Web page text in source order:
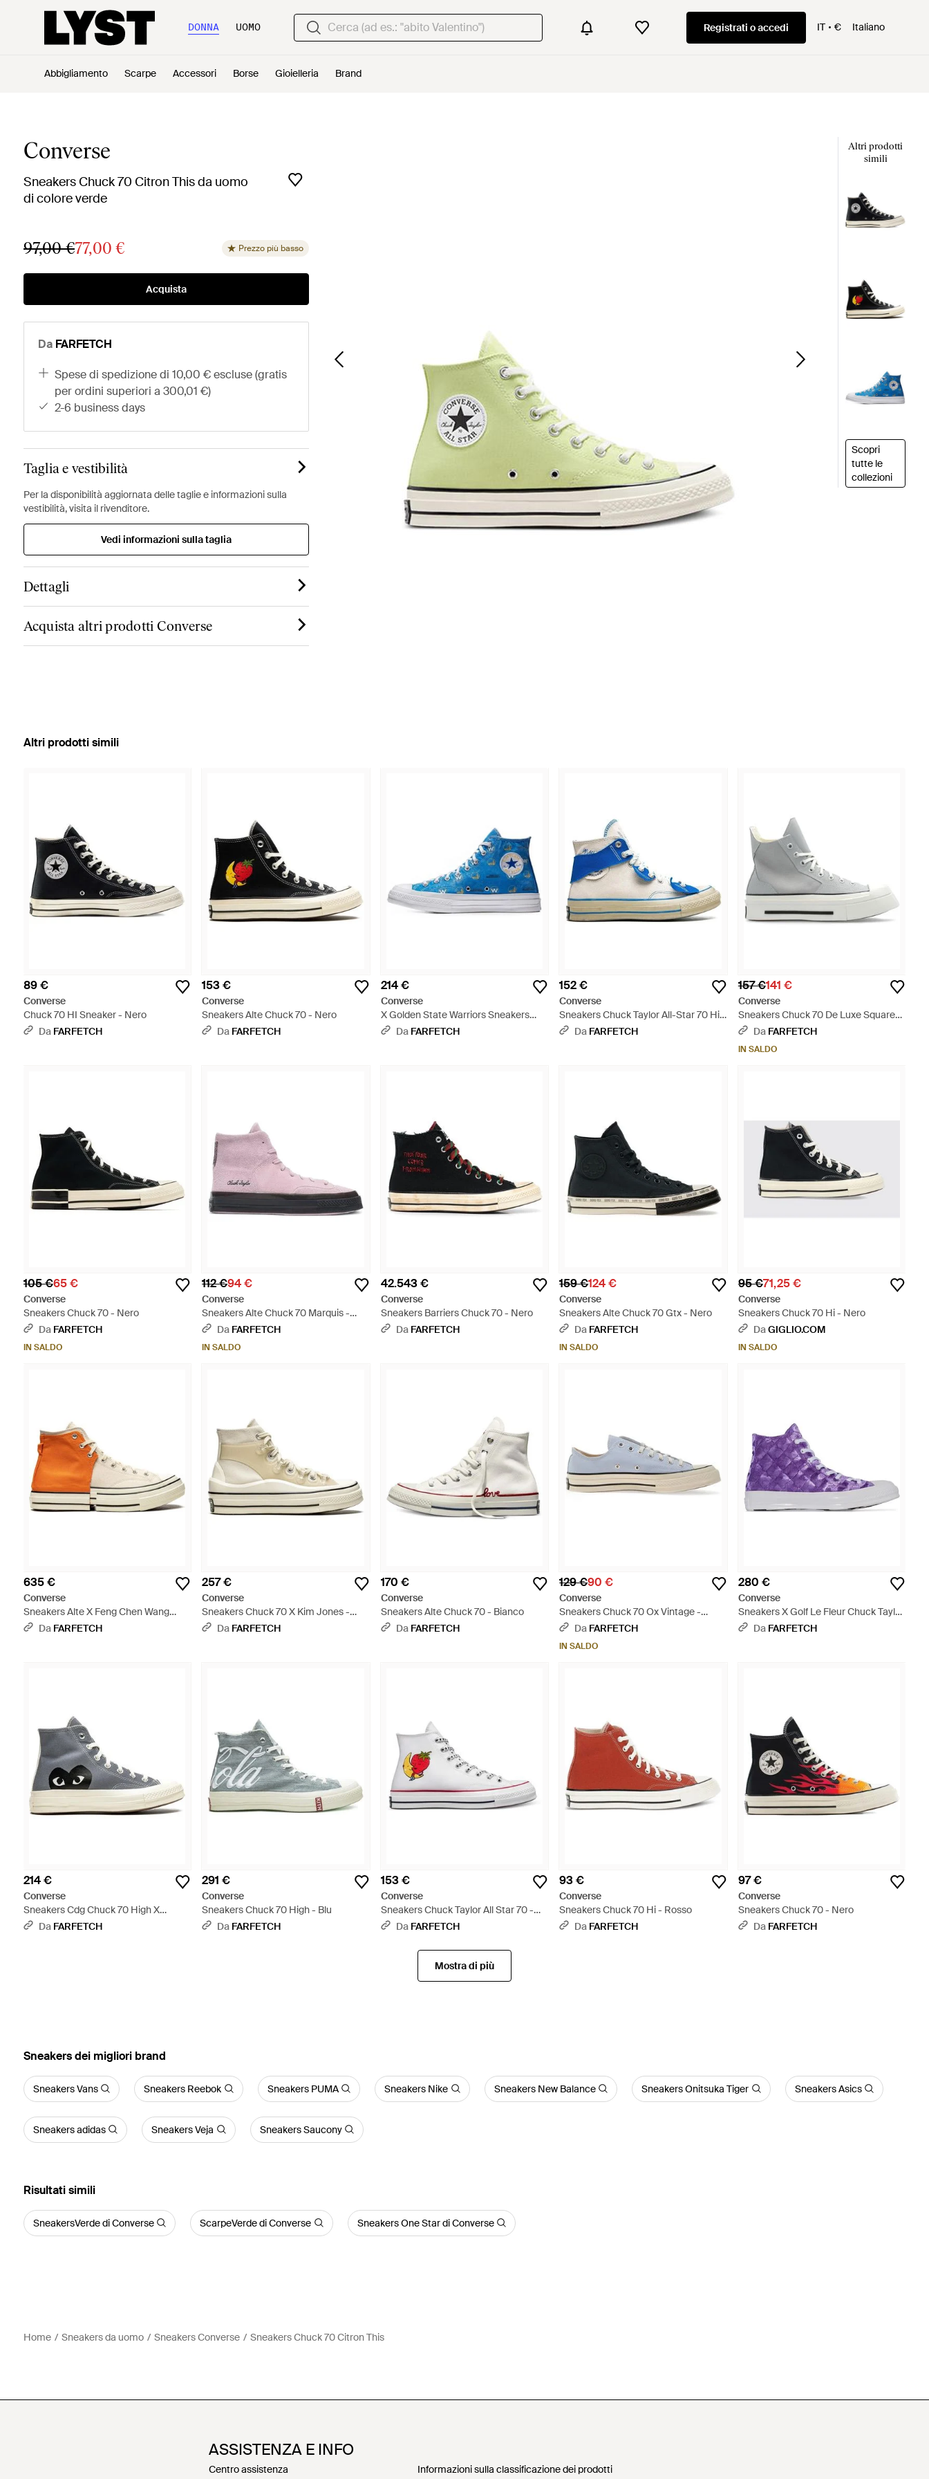
DONNA UOMO Registrati o accedi IT € Italiano
Abbigliamento Scarpe Accessori Borse Gioielleria Brand
Converse
Sneakers Chuck 70 Citron This da uomo
di colore verde
97,00 €77,00 € Prezzo più basso
Acquista
Da FARFETCH
spese di spedizione di 10,00 € escluse (gratis
per ordini superiori a 300,01 €)
2-6 business days
Taglia e vestibilità
Per la disponibilità aggiornata delle taglie e informazioni sulla
vestibilità, visita il rivenditore.
Vedi informazioni sulla taglia
Dettagli
Acquista altri prodotti Converse
Altri prodotti
simili
Scopri
tutte le
collezioni
Altri prodotti simili
89 €
Converse
Chuck 70 HI Sneaker - Nero
Da FARFETCH
153 €
Converse
Sneakers Alte Chuck 70 - Nero
Da FARFETCH
214 €
Converse
X Golden State Warriors Sneakers
Alte Chuck Taylor All Star 70 - Blu
Da FARFETCH
152 €
Converse
Sneakers Chuck Taylor All-Star 70 Hi
X Adererror - Blu
Da FARFETCH
157 €141 €
Converse
Sneakers Chuck 70 De Luxe Squared
- Bianco
Da FARFETCH
IN SALDO
105 €65 €
Converse
Sneakers Chuck 70 - Nero
Da FARFETCH
IN SALDO
112 €94 €
Converse
Sneakers Alte Chuck 70 Marquis -
RosaDa FARFETCH
IN SALDO
42.543 €
Converse
Sneakers Barriers Chuck 70 - Nero
Da FARFETCH
159 €124 €
Converse
Sneakers Alte Chuck 70 Gtx - Nero
Da FARFETCH
IN SALDO
95 €71,25 €
Converse
Sneakers Chuck 70 Hi - Nero
DaGIGLIO.COM
IN SALDO
635 €
Converse
Sneakers Alte X Feng Chen Wang
Chuck 70 - Arancione
Da FARFETCH
257 €
Converse
Sneakers Chuck 70 X Kim Jones -
Multicolore
Da FARFETCH
170 €
Converse
Sneakers Alte Chuck 70 - Bianco
Da FARFETCH
129 €90 €
Converse
Sneakers Chuck 70 Ox Vintage -
Bianco
Da FARFETCH
IN SALDO
280 €
Converse
Sneakers X Golf Le Fleur Chuck Taylor
70 - Viola
Da FARFETCH
214 €
Converse
Sneakers Cdg Chuck 70 High X
Comme Des Garçons - Blu
Da FARFETCH
291 €
Converse
Sneakers Chuck 70 High - Blu
Da FARFETCH
153 €
Converse
Sneakers Chuck Taylor All Star 70 -
Bianco
Da FARFETCH
93 €
Converse
Sneakers Chuck 70 Hi - Rosso
Da FARFETCH
97 €
Converse
Sneakers Chuck 70 - Nero
Da FARFETCH
Mostra di più
‪Sneakers‬ dei migliori brand
Sneakers Vans Sneakers Reebok Sneakers PUMA Sneakers Nike Sneakers New Balance Sneakers Onitsuka Tiger Sneakers Asics
Sneakers adidas Sneakers Veja Sneakers Saucony
Risultati simili
SneakersVerde di Converse ScarpeVerde di Converse Sneakers One Star di Converse
Home Sneakers da uomo Sneakers Converse Sneakers Chuck 70 Citron This
ASSISTENZA E INFO
Centro assistenza Informazioni sulla classificazione dei prodotti